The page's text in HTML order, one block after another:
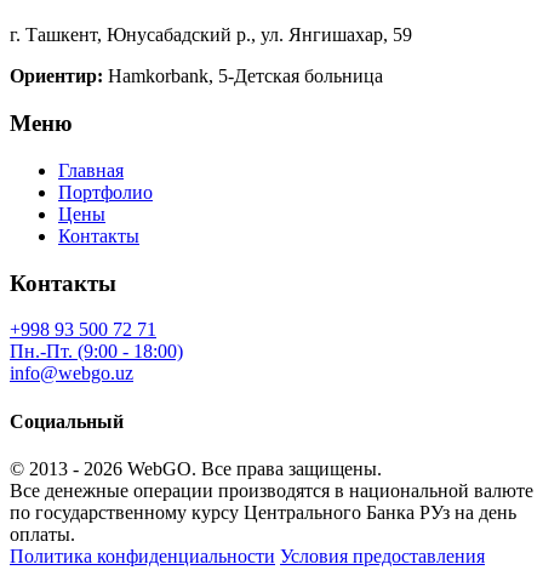
г. Ташкент, Юнусабадский р., ул. Янгишахар, 59
Ориентир: Hamkorbank, 5-Детская больница
Меню
Главная
Портфолио
Цены
Контакты
Контакты
+998 93 500 72 71
Пн.-Пт. (9:00 - 18:00)
info@webgo.uz
Социальный
© 2013 - 2026 WebGO. Все права защищены.
Все денежные операции производятся в национальной валюте
по государственному курсу Центрального Банка РУз на день
оплаты.
Политика конфиденциальности Условия предоставления